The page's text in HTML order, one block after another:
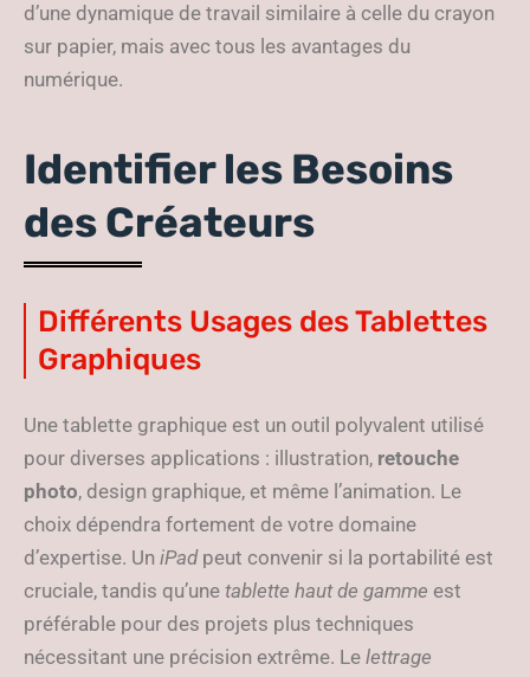
d’une dynamique de travail similaire à celle du crayon
sur papier, mais avec tous les avantages du
numérique.
Identifier les Besoins
des Créateurs
Différents Usages des Tablettes
Graphiques
Une tablette graphique est un outil polyvalent utilisé
pour diverses applications : illustration, retouche
photo, design graphique, et même l’animation. Le
choix dépendra fortement de votre domaine
d’expertise. Un iPadpeut convenir si la portabilité est
cruciale, tandis qu’une tablette haut de gamme est
préférable pour des projets plus techniques
nécessitant une précision extrême. Le lettrage